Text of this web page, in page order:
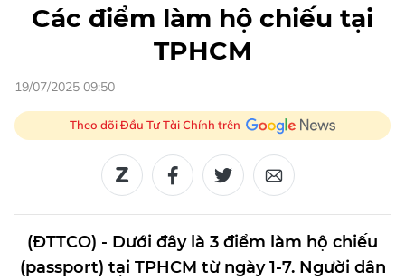
Các điểm làm hộ chiếu tại
TPHCM
19/07/2025 09:50
Theo dõi Đầu Tư Tài Chính trên
(ĐTTCO) - Dưới đây là 3 điểm làm hộ chiếu
(passport) tại TPHCM từ ngày 1-7. Người dân